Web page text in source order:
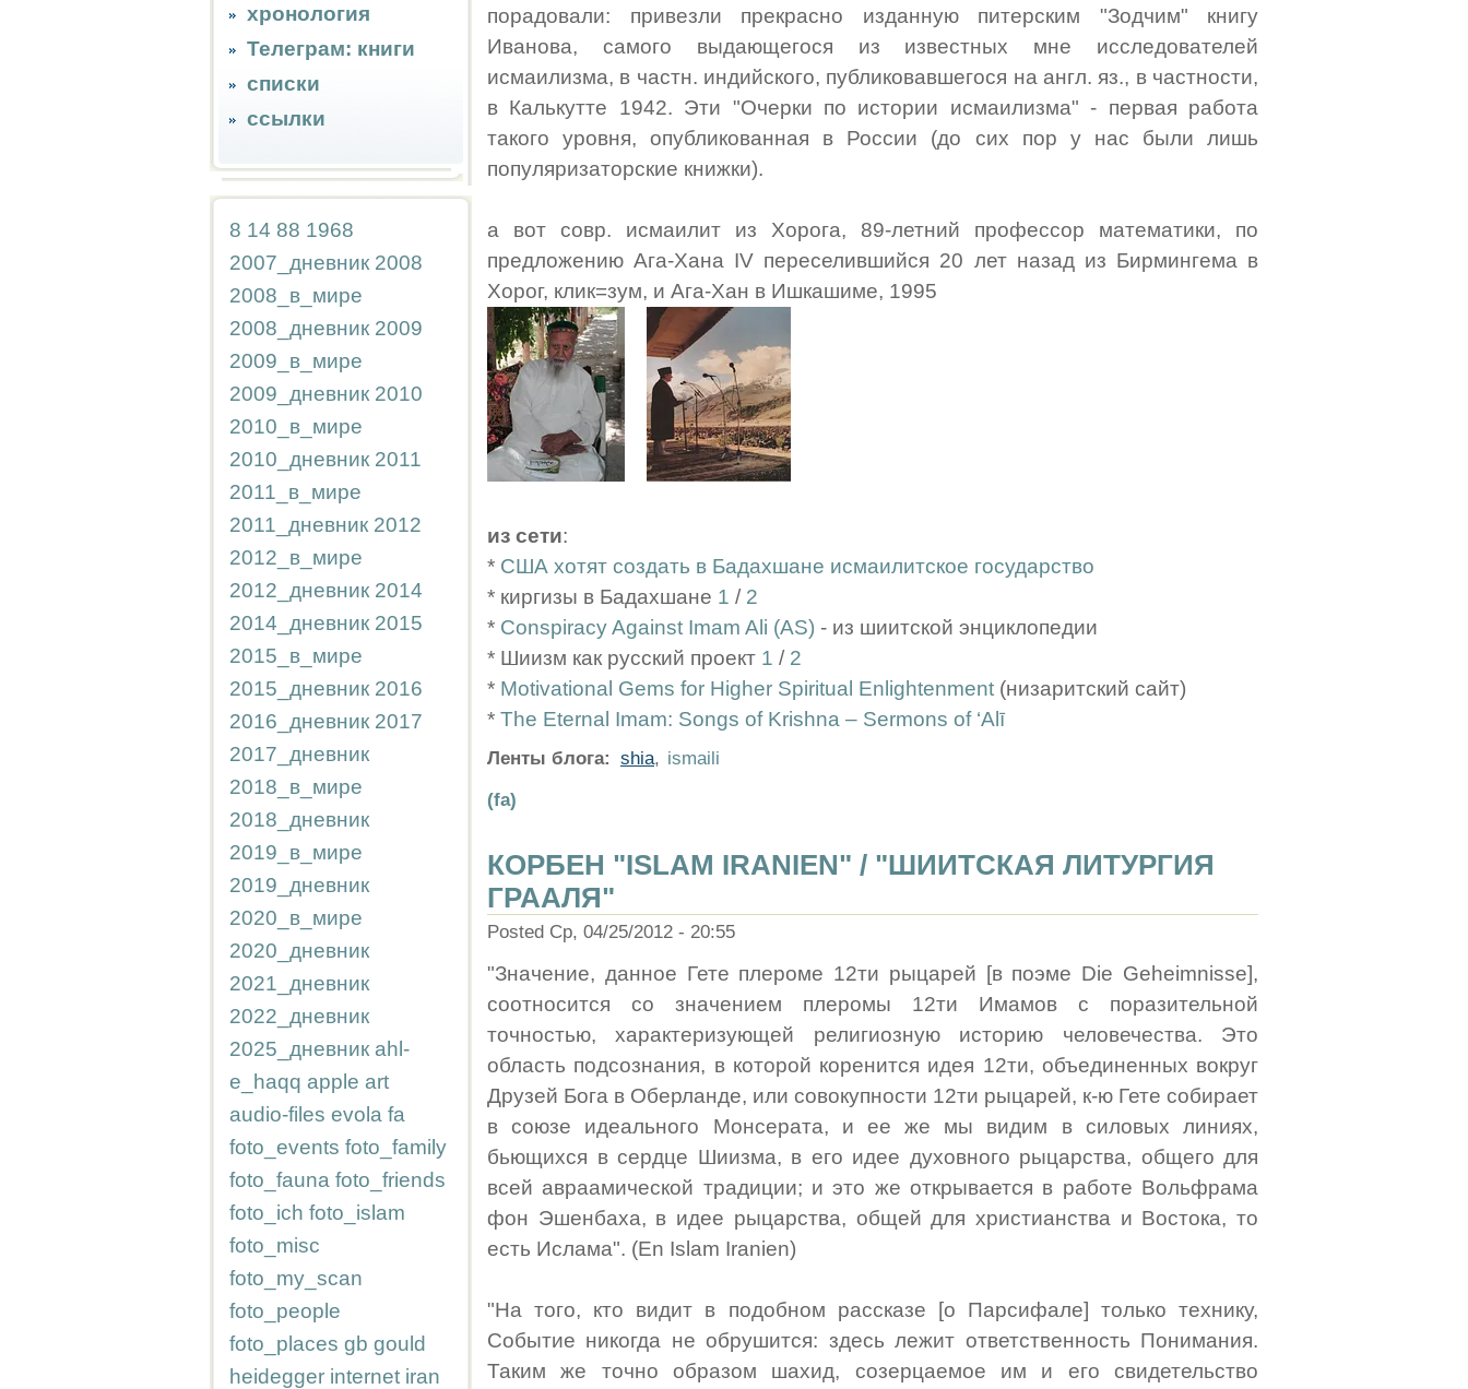
хронология
Телеграм: книги
списки
ссылки
8 14 88 1968
2007_дневник 2008
2008_в_мире
2008_дневник 2009
2009_в_мире
2009_дневник 2010
2010_в_мире
2010_дневник 2011
2011_в_мире
2011_дневник 2012
2012_в_мире
2012_дневник 2014
2014_дневник 2015
2015_в_мире
2015_дневник 2016
2016_дневник 2017
2017_дневник
2018_в_мире
2018_дневник
2019_в_мире
2019_дневник
2020_в_мире
2020_дневник
2021_дневник
2022_дневник
2025_дневник ahl-
e_haqq apple art
audio-files evola fa
foto_events foto_family
foto_fauna foto_friends
foto_ich foto_islam
foto_misc
foto_my_scan
foto_people
foto_places gb gould
heidegger internet iran
порадовали: привезли прекрасно изданную питерским "Зодчим" книгу
Иванова, самого выдающегося из известных мне исследователей
исмаилизма, в частн. индийского, публиковавшегося на англ. яз., в частности,
в Калькутте 1942. Эти "Очерки по истории исмаилизма" - первая работа
такого уровня, опубликованная в России (до сих пор у нас были лишь
популяризаторские книжки).
а вот совр. исмаилит из Хорога, 89-летний профессор математики, по
предложению Ага-Хана IV переселившийся 20 лет назад из Бирмингема в
Хорог, клик=зум, и Ага-Хан в Ишкашиме, 1995
из сети:
* США хотят создать в Бадахшане исмаилитское государство
* киргизы в Бадахшане 1 / 2
* Conspiracy Against Imam Ali (AS) - из шиитской энциклопедии
* Шиизм как русский проект 1 / 2
* Motivational Gems for Higher Spiritual Enlightenment (низаритский сайт)
* The Eternal Imam: Songs of Krishna – Sermons of ‘Alī
Ленты блога: shia, ismaili
(fa)
КОРБЕН "ISLAM IRANIEN" / "ШИИТСКАЯ ЛИТУРГИЯ
ГРААЛЯ"
Posted Ср, 04/25/2012 - 20:55
"Значение, данное Гете плероме 12ти рыцарей [в поэме Die Geheimnisse],
соотносится со значением плеромы 12ти Имамов с поразительной
точностью, характеризующей религиозную историю человечества. Это
область подсознания, в которой коренится идея 12ти, объединенных вокруг
Друзей Бога в Оберланде, или совокупности 12ти рыцарей, к-ю Гете собирает
в союзе идеального Монсерата, и ее же мы видим в силовых линиях,
бьющихся в сердце Шиизма, в его идее духовного рыцарства, общего для
всей авраамической традиции; и это же открывается в работе Вольфрама
фон Эшенбаха, в идее рыцарства, общей для христианства и Востока, то
есть Ислама". (En Islam Iranien)
"На того, кто видит в подобном рассказе [о Парсифале] только технику,
Событие никогда не обрушится: здесь лежит ответственность Понимания.
Таким же точно образом шахид, созерцаемое им и его свидетельство